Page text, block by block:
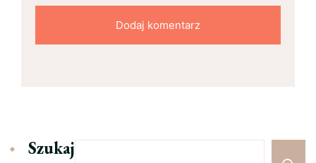
Szukaj